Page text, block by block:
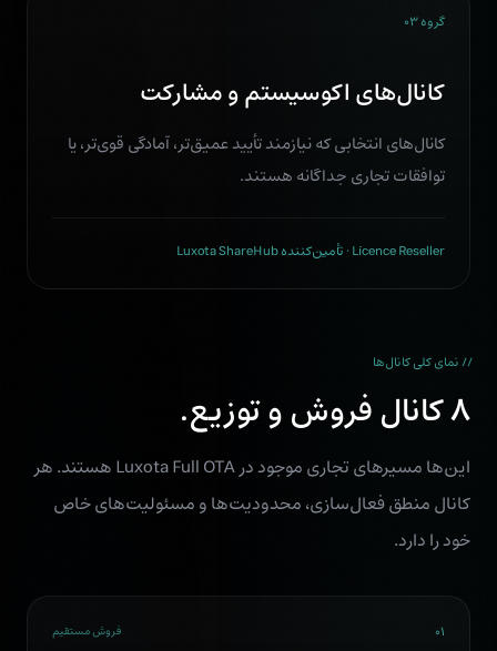
گروه ۰۳
کانال‌های اکوسیستم و مشارکت
کانال‌های انتخابی که نیازمند تأیید عمیق‌تر، آمادگی قوی‌تر، یا
توافقات تجاری جداگانه هستند.
Licence Reseller · تأمین‌کننده Luxota ShareHub
// نمای کلی کانال‌ها
۸ کانال فروش و توزیع.
این‌ها مسیرهای تجاری موجود در Luxota Full OTA هستند. هر
کانال منطق فعال‌سازی، محدودیت‌ها و مسئولیت‌های خاص
خود را دارد.
۰۱ فروش مستقیم